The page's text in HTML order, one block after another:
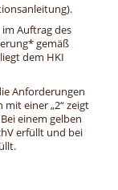
Auftrag des
gemäß
dem HKI
Anforderungen
einer „2“ zeigt
einem gelben
erfüllt und bei